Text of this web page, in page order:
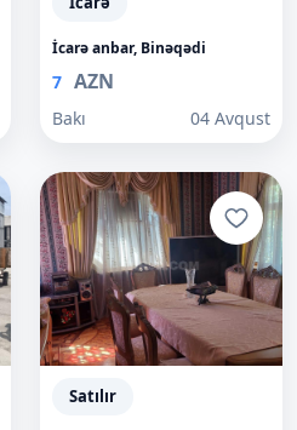
İcarə anbar, Binəqədi
7 AZN
Bakı 04 Avqust
Satılır